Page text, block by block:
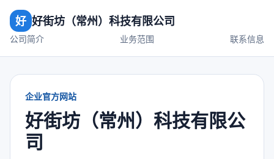
好 好街坊（常州）科技有限公司
公司简介 业务范围 联系信息
企业官方网站
好街坊（常州）科技有限公
司